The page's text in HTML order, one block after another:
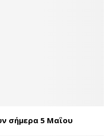
σήμερα 5 Μαΐου